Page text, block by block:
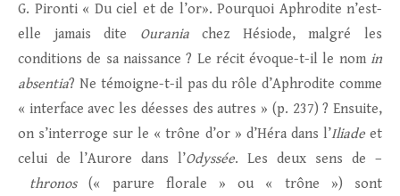
G. Pironti « Du ciel et de l’or». Pourquoi Aphrodite n’est-
elle jamais dite Ouraniachez Hésiode, malgré les
conditions de sa naissance ? Le récit évoque-t-il le nom in
absentia? Ne témoigne-t-il pas du rôle d’Aphrodite comme
« interface avec les déesses des autres » (p. 237) ? Ensuite,
on s’interroge sur le « trône d’or » d’Héra dans l’Iliadeet
celui de l’Aurore dans l’Odyssée. Les deux sens de –
thronos(« parure florale » ou « trône ») sont